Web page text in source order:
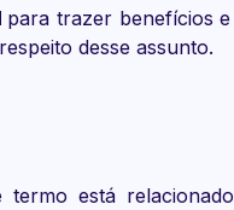
para trazer benefícios
desse assunto.
termo está